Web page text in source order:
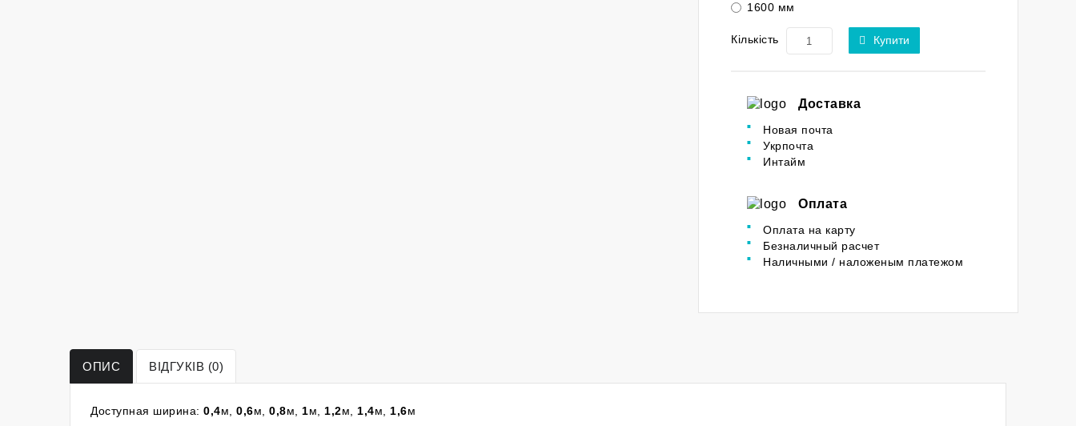
1600 мм
Кількість Купити
Доставка
Новая почта
Укрпочта
Интайм
Оплата
Оплата на карту
Безналичный расчет
Наличными / наложеным платежом
ОПИС ВІДГУКІВ (0)
Доступная ширина: 0,4м, 0,6м, 0,8м, 1м, 1,2м, 1,4м, 1,6м